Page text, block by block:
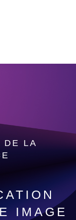
DE LA
IMAGE